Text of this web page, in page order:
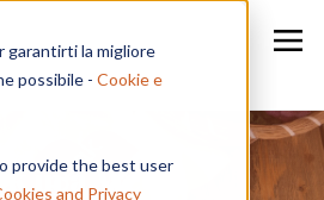
garantirti la migliore
possibile - Cookie e
provide the best user
and Privacy
in a Week